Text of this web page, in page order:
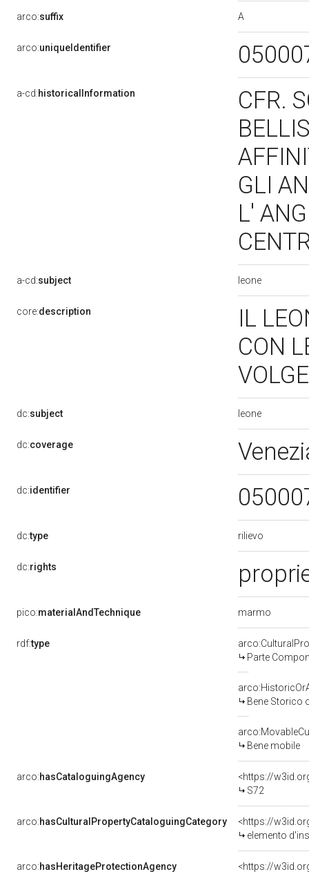
arco:suffix A
arco:uniqueIdentifier
a-cd:historicalInformation
CFR.
GLI
L'
a-cd:subject leone
core:description
IL
CON
dc:subject leone
dc:coverage
dc:identifier
dc:type rilievo
dc:rights
pico:materialAndTechnique marmo
rdf:type
Parte
Bene Storico
Bene mobile
arco:hasCataloguingAgency
<https://
S72
arco:hasCulturalPropertyCataloguingCategory
<https://
elemento
arco:hasHeritageProtectionAgency
<https://